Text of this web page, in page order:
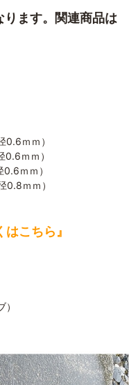
ます。関連商品は
ｍｍ）
ｍｍ）
ｍｍ）
ｍｍ）
こちら』